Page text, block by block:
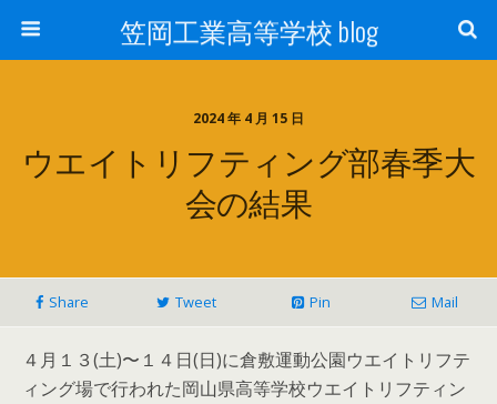
笠岡工業高等学校 blog
2024 年 4 月 15 日
ウエイトリフティング部春季大
会の結果
Share Tweet Pin Mail
４月１３(土)〜１４日(日)に倉敷運動公園ウエイトリフテ
ィング場で行われた岡山県高等学校ウエイトリフティン